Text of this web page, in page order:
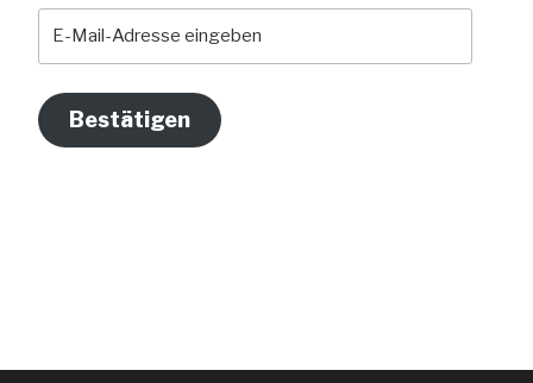
Mail-
eingeben
Bestätigen